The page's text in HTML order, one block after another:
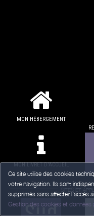
Ce site utilise des cookies
votre navigation. Ils sont
supprimés sans affecter l’accès
Gestion des cookies et données
MON HÉBERGEMENT
MON LIVRET D'ACCUEIL
SITES ET